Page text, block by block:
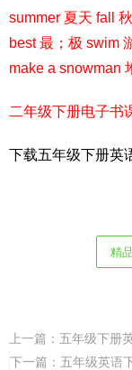
summer 夏天 fall
best 最；极 swim
make a snowman
二年级下册电子书
下载五年级下册英
精
上一篇： 五年级下册
下一篇： 五年级英语